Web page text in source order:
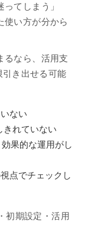
てしまう」
使い方が分から
るなら、活用支
き出せる可能
ない
きれていない
果的な運用がし
点でチェックし
初期設定・活用